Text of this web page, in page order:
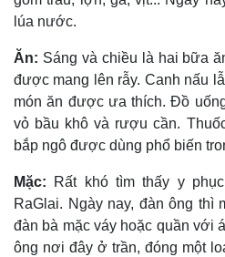
lúa nước.
Ăn: Sáng và chiều là hai bữa
được mang lên rẫy. Canh nấu
món ăn được ưa thích. Ðồ
vỏ bầu khô và rượu cần.
bắp ngô được dùng phổ biến
Mặc: Rất khó tìm thấy y
RaGlai. Ngày nay, đàn ông thì
đàn bà mặc váy hoặc quần với
ông nơi đây ở trần, đóng một